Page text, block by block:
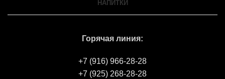
НАПИТКИ
Горячая линия:
+7 (916) 966-28-28
+7 (925) 268-28-28